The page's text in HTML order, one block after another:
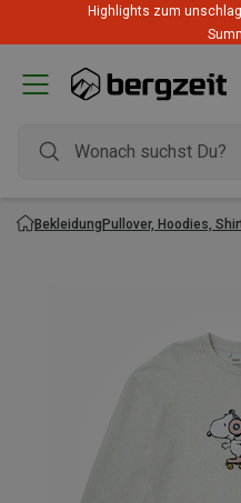
Highlights zum
BekleidungPullover, Hoodies,